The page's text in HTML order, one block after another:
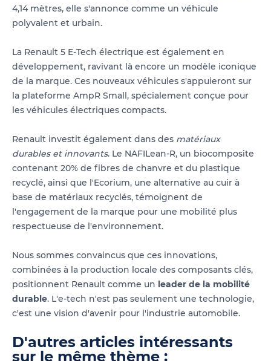
4,14 mètres, elle s'annonce comme un véhicule
polyvalent et urbain.
La Renault 5 E-Tech électrique est également en
développement, ravivant là encore un modèle iconique
de la marque. Ces nouveaux véhicules s'appuieront sur
la plateforme AmpR Small, spécialement conçue pour
les véhicules électriques compacts.
Renault investit également dans des matériaux
durables et innovants. Le NAFILean-R, un biocomposite
contenant 20% de fibres de chanvre et du plastique
recyclé, ainsi que l'Ecorium, une alternative au cuir à
base de matériaux recyclés, témoignent de
l'engagement de la marque pour une mobilité plus
respectueuse de l'environnement.
Nous sommes convaincus que ces innovations,
combinées à la production locale des composants clés,
positionnent Renault comme un leader de la mobilité
durable. L'e-tech n'est pas seulement une technologie,
c'est une vision d'avenir pour l'industrie automobile.
D'autres articles intéressants
sur le même thème :